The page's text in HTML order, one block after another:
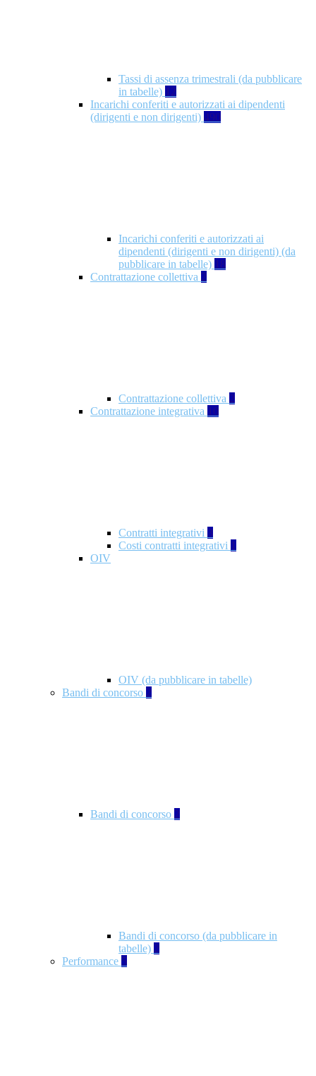
Tassi di assenza trimestrali (da pubblicare
in tabelle) 12
Incarichi conferiti e autorizzati ai dipendenti
(dirigenti e non dirigenti) 490
Incarichi conferiti e autorizzati ai
dipendenti (dirigenti e non dirigenti) (da
pubblicare in tabelle) 18
Contrattazione collettiva 2
Contrattazione collettiva 2
Contrattazione integrativa 10
Contratti integrativi 3
Costi contratti integrativi 1
OIV
OIV (da pubblicare in tabelle)
Bandi di concorso 2
Bandi di concorso 2
Bandi di concorso (da pubblicare in
tabelle) 2
Performance 5